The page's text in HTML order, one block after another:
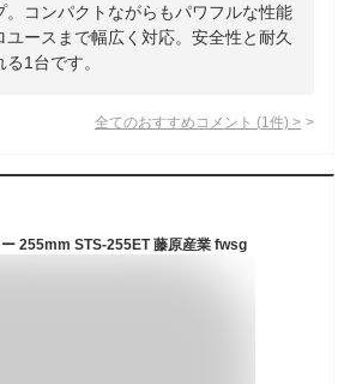
。コンパクトながらもパワフルな性能
ースまで幅広く対応。安全性と耐久
1台です。
全てのおすすめコメント (1 件) >
255mm STS-255ET 藤原産業 fwsg